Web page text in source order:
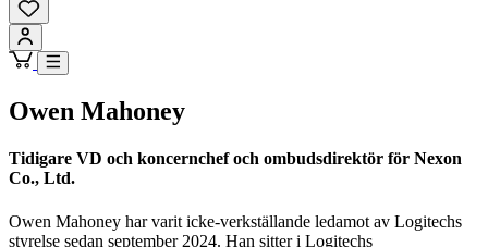
Owen Mahoney
Tidigare VD och koncernchef och ombudsdirektör för Nexon
Co., Ltd.
Owen Mahoney har varit icke-verkställande ledamot av Logitechs
styrelse sedan september 2024. Han sitter i Logitechs